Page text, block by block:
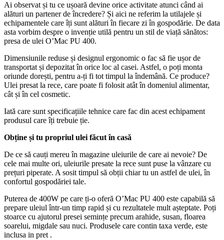
Ai observat și tu ce ușoară devine orice activitate atunci când ai
alături un partener de încredere? Și aici ne referim la utilajele și
echipamentele care îți sunt alături în fiecare zi în gospodărie. De data
asta vorbim despre o invenție utilă pentru un stil de viață sănătos:
presa de ulei O’Mac PU 400.
Dimensiunile reduse și designul ergonomic o fac să fie ușor de
transportat și depozitat în orice loc al casei. Astfel, o poți monta
oriunde dorești, pentru a-ți fi tot timpul la îndemână. Ce produce?
Ulei presat la rece, care poate fi folosit atât în domeniul alimentar,
cât și în cel cosmetic.
Iată care sunt specificațiile tehnice care fac din acest echipament
produsul care îți trebuie ție.
Obține și tu propriul ulei făcut în casă
De ce să cauți mereu în magazine uleiurile de care ai nevoie? De
cele mai multe ori, uleiurile presate la rece sunt puse la vânzare cu
prețuri piperate. A sosit timpul să obții chiar tu un astfel de ulei, în
confortul gospodăriei tale.
Puterea de 400W pe care ți-o oferă O’Mac PU 400 este capabilă să
prepare uleiul într-un timp rapid și cu rezultatele mult așteptate. Poți
stoarce cu ajutorul presei semințe precum arahide, susan, floarea
soarelui, migdale sau nuci. Produsele care contin taxa verde, este
inclusa in pret .